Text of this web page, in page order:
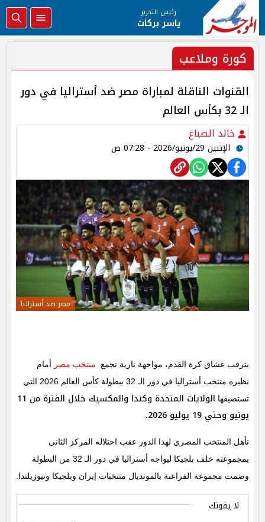
رئيس التحرير
ياسر بركات
كورة وملاعب
القنوات الناقلة لمباراة مصر ضد أستراليا في دور
الـ 32 بكأس العالم
خالد الصباغ
الإثنين 29/يونيو/2026 - 07:28 ص
مصر ضد أستراليا
يترقب عشاق كرة القدم، مواجهة نارية تجمع منتخب مصر أمام
نظيره منتخب أستراليا في دور الـ 32 ببطولة كأس العالم 2026 التي
تستضيفها
الولايات المتحدة وكندا والمكسيك خلال الفترة من 11
يونيو وحتي 19 يوليو 2026.
تأهل المنتخب المصري لهذا الدور عقب احتلاله المركز الثاني
بمجموعته خلف بلجيكا ليواجه أستراليا في دور الـ 32 من البطولة
وضمت مجموعة الفراعنة بالمونديال منتخبات إيران وبلجيكا ونيوزيلندا.
لا يفوتك